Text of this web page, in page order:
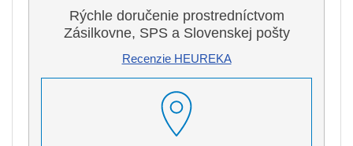
Rýchle doručenie prostredníctvom
Zásilkovne, SPS a Slovenskej pošty
Recenzie HEUREKA